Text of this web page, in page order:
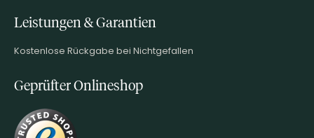
Leistungen & Garantien
Kostenlose Rückgabe bei Nichtgefallen
Geprüfter Onlineshop